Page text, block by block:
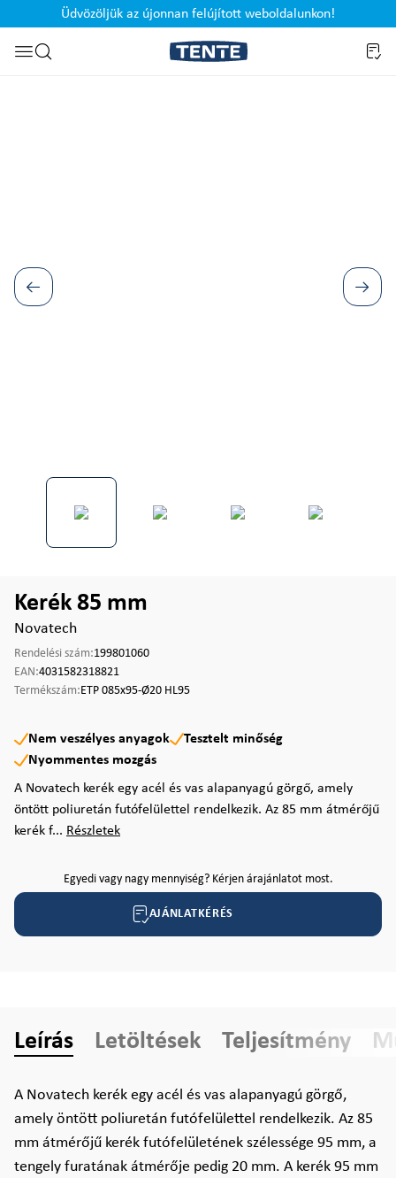
Ugrás a kereséshez
Üdvözöljük az újonnan felújított weboldalunkon!
Kerék 85 mm
Novatech
Rendelési szám:199801060
EAN:4031582318821
Termékszám:ETP 085x95-Ø20 HL95
Nem veszélyes anyagok
Tesztelt minőség
Nyommentes mozgás
A Novatech kerék egy acél és vas alapanyagú görgő, amely
öntött poliuretán futófelülettel rendelkezik. Az 85 mm átmérőjű
kerék f... Részletek
Egyedi vagy nagy mennyiség? Kérjen árajánlatot most.
AJÁNLATKÉRÉS
Leírás Letöltések Teljesítmény
A Novatech kerék egy acél és vas alapanyagú görgő,
amely öntött poliuretán futófelülettel rendelkezik. Az 85
mm átmérőjű kerék futófelületének szélessége 95 mm, a
tengely furatának átmérője pedig 20 mm. A kerék 95 mm